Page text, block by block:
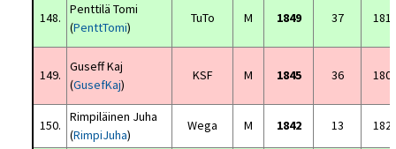
148.
Penttilä Tomi
(PenttTomi)
TuTo M 1849 37
149.
Guseff Kaj
(GusefKaj)
KSF M 1845 36
150.
Rimpiläinen Juha
(RimpiJuha)
Wega M 1842 13